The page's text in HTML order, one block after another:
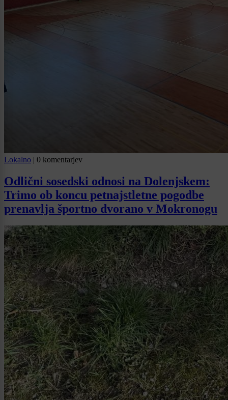
Lokalno | 0 komentarjev
Odlični sosedski odnosi na Dolenjskem:
Trimo ob koncu petnajstletne pogodbe
prenavlja športno dvorano v Mokronogu